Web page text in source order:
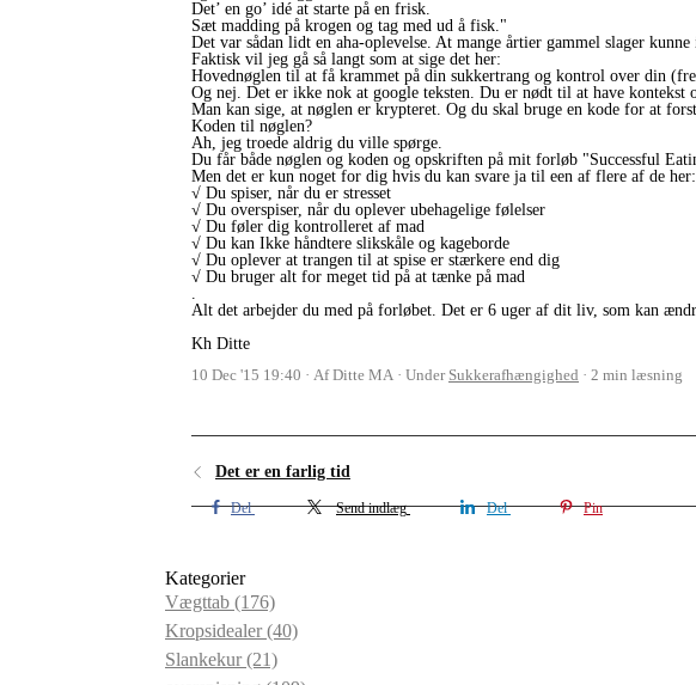
Det’ en go’ idé at starte på en frisk.
Sæt madding på krogen og tag med ud å fisk."
Det var sådan lidt en aha-oplevelse. At mange årtier gammel slager
Faktisk vil jeg gå så langt som at sige det her:
Hovednøglen til at få krammet på din sukkertrang og kontrol over din
Og nej. Det er ikke nok at google teksten. Du er nødt til at have kontekst
Man kan sige, at nøglen er krypteret. Og du skal bruge en kode for at
Koden til nøglen?
Ah, jeg troede aldrig du ville spørge.
Du får både nøglen og koden og opskriften på mit forløb "Successful
Men det er kun noget for dig hvis du kan svare ja til een af flere af de her:
√ Du spiser, når du er stresset
√ Du overspiser, når du oplever ubehagelige følelser
√ Du føler dig kontrolleret af mad
√ Du kan Ikke håndtere slikskåle og kageborde
√ Du oplever at trangen til at spise er stærkere end dig
√ Du bruger alt for meget tid på at tænke på mad
Alt det arbejder du med på forløbet. Det er 6 uger af dit liv, som kan
Kh Ditte
10 Dec '15 19:40
Af Ditte MA Under Sukkerafhængighed 2 min læsning
Det er en farlig tid
Del Send indlæg Del Pin
Kategorier
Vægttab (176)
Kropsidealer(40)
Slankekur(21)